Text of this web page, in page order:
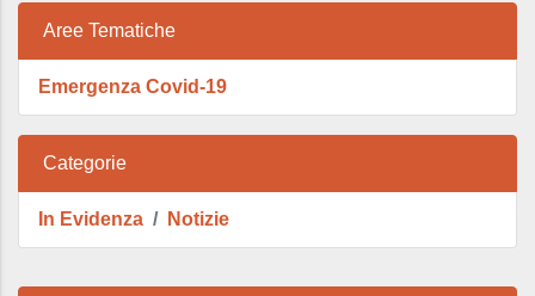
Aree Tematiche
Emergenza Covid-19
Categorie
In Evidenza Notizie